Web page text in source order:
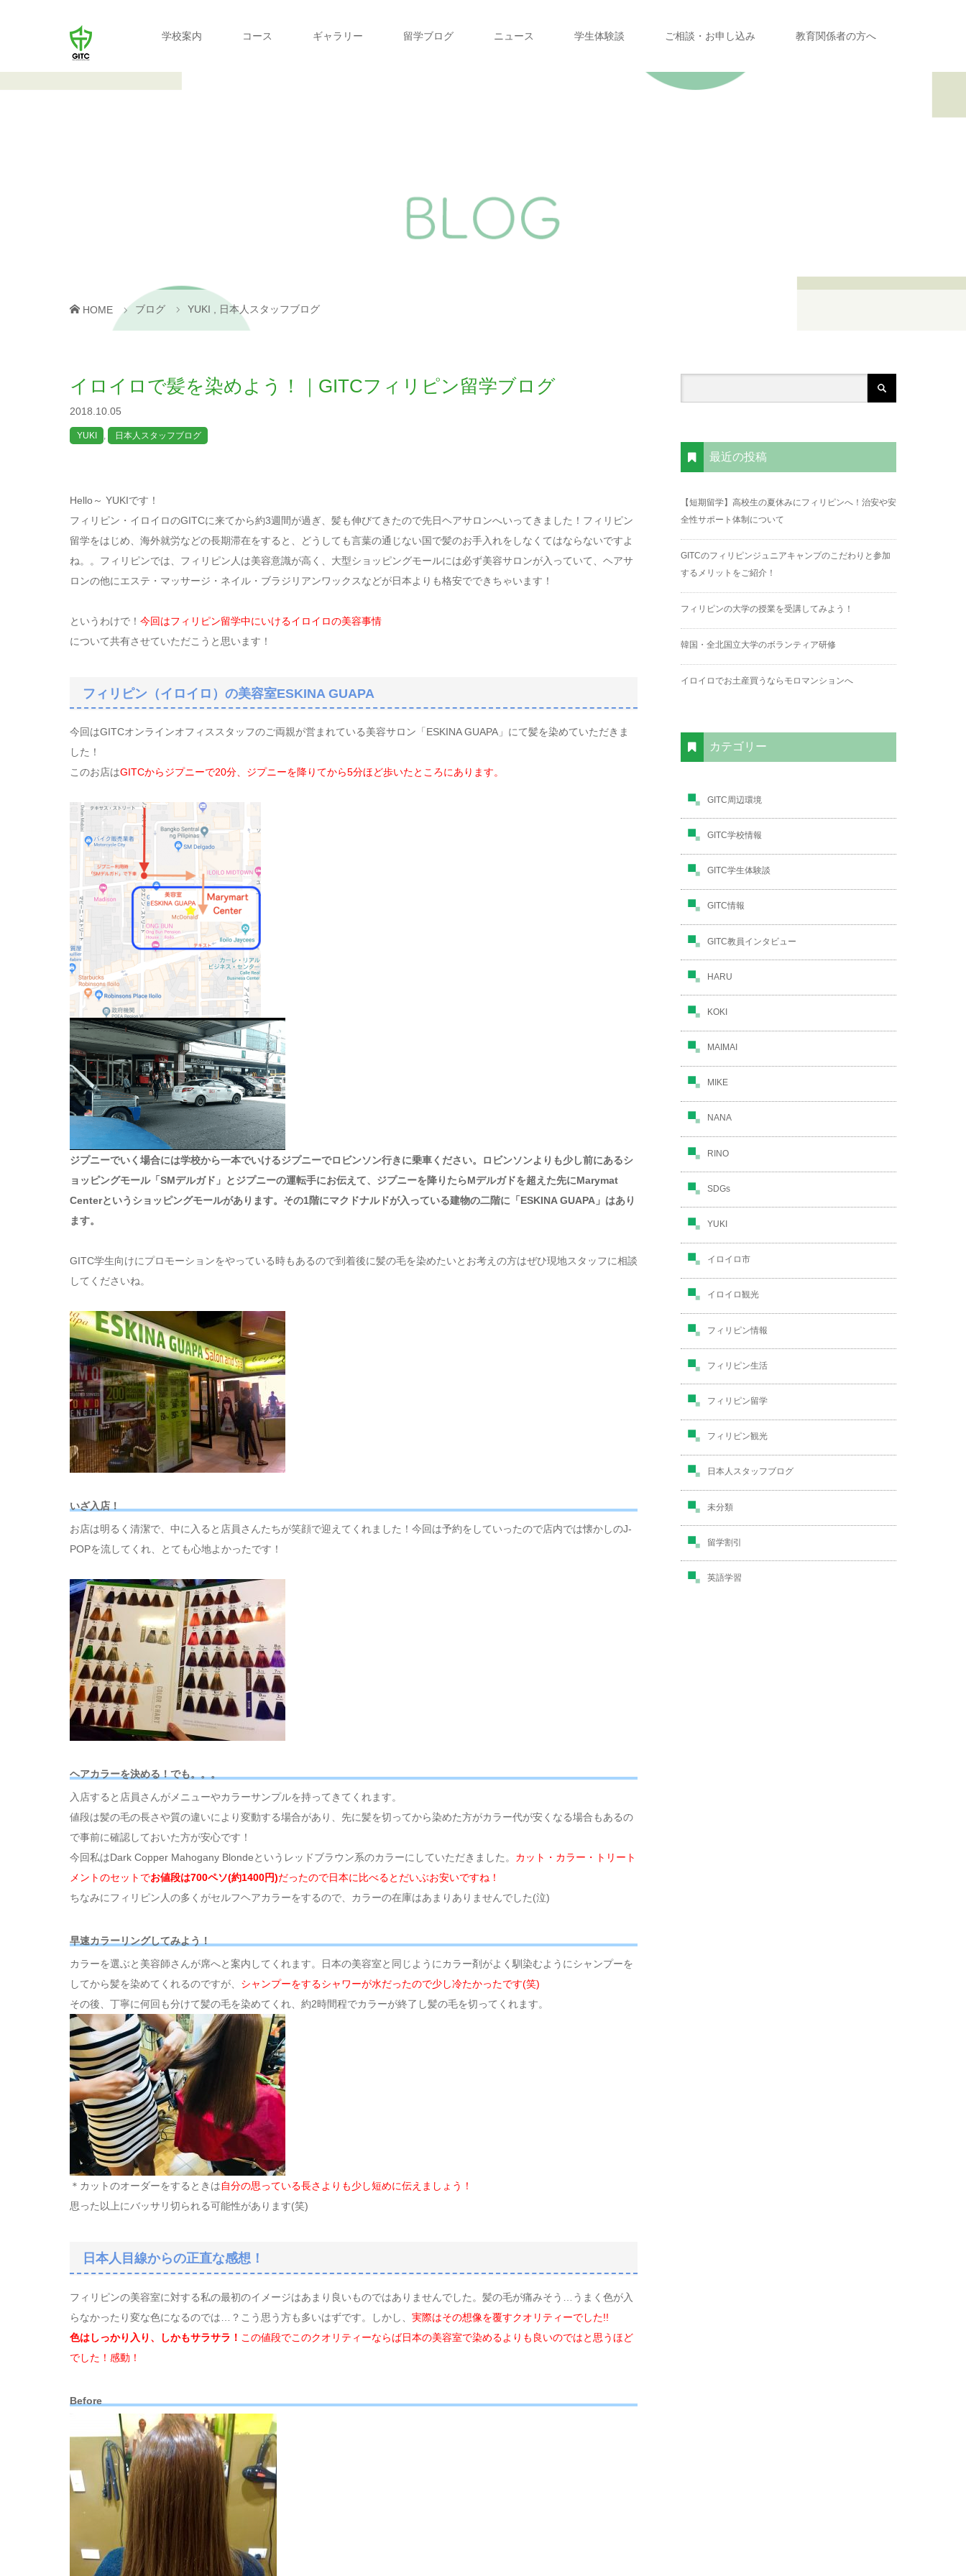
学校案内 コース ギャラリー 留学ブログ ニュース 学生体験談 ご相談・お申し込み 教育関係者の方へ
HOME ブログ YUKI 日本人スタッフブログ
イロイロで髪を染めよう！｜GITCフィリピン留学ブログ
2018.10.05
YUKI , 日本人スタッフブログ
Hello～ YUKIです！
フィリピン・イロイロのGITCに来てから約3週間が過ぎ、髪も伸びてきたので先日ヘアサロンへいってきました！フィリピン
留学をはじめ、海外就労などの長期滞在をすると、どうしても言葉の通じない国で髪のお手入れをしなくてはならないですよ
ね。。フィリピンでは、フィリピン人は美容意識が高く、大型ショッピングモールには必ず美容サロンが入っていて、ヘアサ
ロンの他にエステ・マッサージ・ネイル・ブラジリアンワックスなどが日本よりも格安でできちゃいます！
というわけで！ 今回はフィリピン留学中にいけるイロイロの美容事情
について共有させていただこうと思います！
フィリピン（イロイロ）の美容室ESKINA GUAPA
今回はGITCオンラインオフィススタッフのご両親が営まれている美容サロン「ESKINA GUAPA」にて髪を染めていただきま
した！
このお店はGITCからジプニーで20分、ジプニーを降りてから5分ほど歩いたところにあります。
ジプニーでいく場合には学校から一本でいけるジプニーでロビンソン行きに乗車ください。ロビンソンよりも少し前にあるシ
ョッピングモール「SMデルガド」とジプニーの運転手にお伝えて、ジプニーを降りたらMデルガドを超えた先にMarymat
Centerというショッピングモールがあります。その1階にマクドナルドが入っている建物の二階に「ESKINA GUAPA」はあり
ます。
GITC学生向けにプロモーションをやっている時もあるので到着後に髪の毛を染めたいとお考えの方はぜひ現地スタッフに相談
してくださいね。
いざ入店！
お店は明るく清潔で、中に入ると店員さんたちが笑顔で迎えてくれました！今回は予約をしていったので店内では懐かしのJ-
POPを流してくれ、とても心地よかったです！
ヘアカラーを決める！でも。。。
入店すると店員さんがメニューやカラーサンプルを持ってきてくれます。
値段は髪の毛の長さや質の違いにより変動する場合があり、先に髪を切ってから染めた方がカラー代が安くなる場合もあるの
で事前に確認しておいた方が安心です！
今回私はDark Copper Mahogany Blondeというレッドブラウン系のカラーにしていただきました。 カット・カラー・トリート
メントのセットでお値段は700ペソ(約1400円)だったので日本に比べるとだいぶお安いですね！
ちなみにフィリピン人の多くがセルフヘアカラーをするので、カラーの在庫はあまりありませんでした(泣)
早速カラーリングしてみよう！
カラーを選ぶと美容師さんが席へと案内してくれます。日本の美容室と同じようにカラー剤がよく馴染むようにシャンプーを
してから髪を染めてくれるのですが、 シャンプーをするシャワーが水だったので少し冷たかったです(笑)
その後、丁寧に何回も分けて髪の毛を染めてくれ、約2時間程でカラーが終了し髪の毛を切ってくれます。
＊カットのオーダーをするときは自分の思っている長さよりも少し短めに伝えましょう！
思った以上にバッサリ切られる可能性があります(笑)
日本人目線からの正直な感想！
フィリピンの美容室に対する私の最初のイメージはあまり良いものではありませんでした。髪の毛が痛みそう…うまく色が入
らなかったり変な色になるのでは…？こう思う方も多いはずです。しかし、 実際はその想像を覆すクオリティーでした!!
色はしっかり入り、しかもサラサラ！ この値段でこのクオリティーならば日本の美容室で染めるよりも良いのではと思うほど
でした！感動！
Before
最近の投稿
【短期留学】高校生の夏休みにフィリピンへ！治安や安
全性サポート体制について
GITCのフィリピンジュニアキャンプのこだわりと参加
するメリットをご紹介！
フィリピンの大学の授業を受講してみよう！
韓国・全北国立大学のボランティア研修
イロイロでお土産買うならモロマンションへ
カテゴリー
GITC周辺環境
GITC学校情報
GITC学生体験談
GITC情報
GITC教員インタビュー
HARU
KOKI
MAIMAI
MIKE
NANA
RINO
SDGs
YUKI
イロイロ市
イロイロ観光
フィリピン情報
フィリピン生活
フィリピン留学
フィリピン観光
日本人スタッフブログ
未分類
留学割引
英語学習